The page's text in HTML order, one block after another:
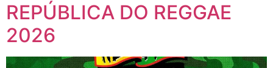
REPÚBLICA DO REGGAE
2026